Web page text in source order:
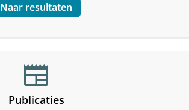
Naar resultaten
newspaper
Publicaties